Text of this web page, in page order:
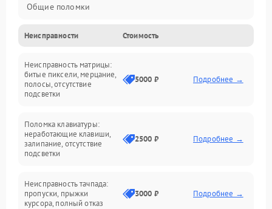
Общие поломки
Устройства
Программные ошибки
Электрические и системные сбои
Интерфейсные проблемы
Батарея
Сеть и интернет
Неисправности Стоимость
Неисправность матрицы:
битые пиксели, мерцание,
полосы, отсутствие
подсветки
5000 ₽ Подробнее →
Поломка клавиатуры:
неработающие клавиши,
залипание, отсутствие
подсветки
2500 ₽ Подробнее →
Неисправность тачпада:
пропуски, прыжки
курсора, полный отказ
3000 ₽ Подробнее →